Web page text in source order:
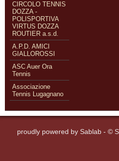
CIRCOLO TENNIS
DOZZA -
POLISPORTIVA
VIRTUS DOZZA
ROUTIER a.s.d.
A.P.D. AMICI
GIALLOROSSI
ASC Auer Ora
Tennis
Associazione
Tennis Lugagnano
proudly powered by Sablab - ©